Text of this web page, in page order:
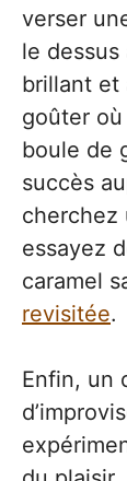
verser
le
brillant et
goûter où
boule de
succès
cherchez
essayez
caramel
revisitée.
Enfin, un